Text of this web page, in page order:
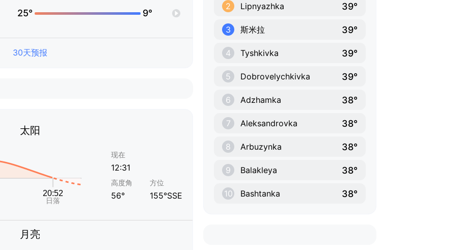
25° 9°
30天预报
太阳
现在
12:31
高度角
56°
方位
155°SSE
月亮
2 Lipnyazhka 39°
3 斯米拉 39°
4 Tyshkivka 39°
5 Dobrovelychkivka 39°
6 Adzhamka 38°
7 Aleksandrovka 38°
8 Arbuzynka 38°
9 Balakleya 38°
10 Bashtanka 38°